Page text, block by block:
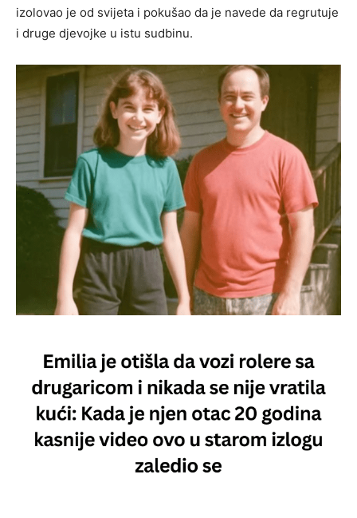
izolovao je od svijeta i pokušao da je navede da regrutuje
i druge djevojke u istu sudbinu.